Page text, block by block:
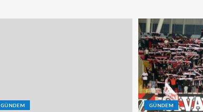
GÜNDEM GÜNDEM